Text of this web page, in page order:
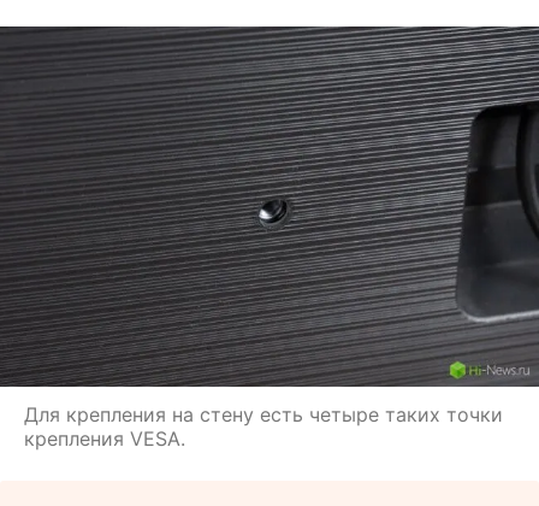
Для крепления на стену есть четыре таких точки
крепления VESA.